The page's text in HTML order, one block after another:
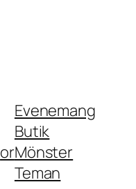
Evenemang
Butik
Mönster
Teman